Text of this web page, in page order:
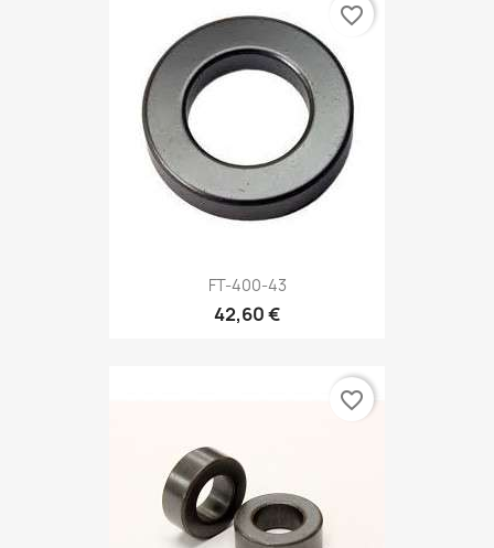
FT-400-43
42,60 €
favorite_border
favorite_border